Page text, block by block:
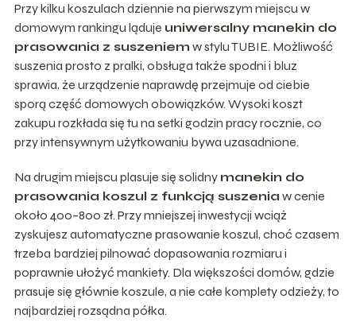
Przy kilku koszulach dziennie na pierwszym miejscu w
domowym rankingu ląduje uniwersalny manekin do
prasowania z suszeniem w stylu TUBIE. Możliwość
suszenia prosto z pralki, obsługa także spodni i bluz
sprawia, że urządzenie naprawdę przejmuje od ciebie
sporą część domowych obowiązków. Wysoki koszt
zakupu rozkłada się tu na setki godzin pracy rocznie, co
przy intensywnym użytkowaniu bywa uzasadnione.
Na drugim miejscu plasuje się solidny manekin do
prasowania koszul z funkcją suszenia w cenie
około 400–800 zł. Przy mniejszej inwestycji wciąż
zyskujesz automatyczne prasowanie koszul, choć czasem
trzeba bardziej pilnować dopasowania rozmiaru i
poprawnie ułożyć mankiety. Dla większości domów, gdzie
prasuje się głównie koszule, a nie całe komplety odzieży, to
najbardziej rozsądna półka.